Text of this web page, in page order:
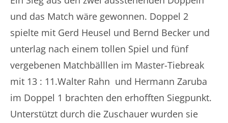
und das Match wäre gewonnen. Doppel 2
spielte mit Gerd Heusel und Bernd Becker und
unterlag nach einem tollen Spiel und fünf
vergebenen Matchbälllen im Master-Tiebreak
mit 13 : 11.Walter Rahn und Hermann Zaruba
im Doppel 1 brachten den erhofften Siegpunkt.
Unterstützt durch die Zuschauer wurden sie